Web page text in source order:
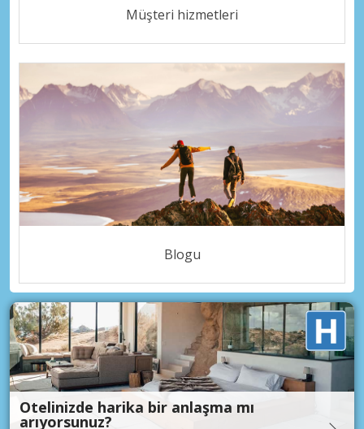
Müşteri hizmetleri
Blogu
Otelinizde harika bir anlaşma mı
arıyorsunuz?